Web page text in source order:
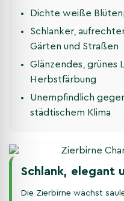
Dichte weiße
Schlanker,
Gärten und Straßen
Glänzendes, grünes
Herbstfärbung
Unempfindlich
städtischem Klima
Schlank, elegant
Die Zierbirne wächst